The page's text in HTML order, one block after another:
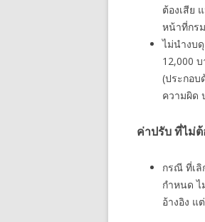
ต้องเสีย
หน้าที่กร
ไม่นำงบ
12,000
(ประกอบ
ความผิด
ค่าปรับ ที่ไม่ต้
กรณี ที่เลิ
กำหนด ไ
อ้างอิง แ